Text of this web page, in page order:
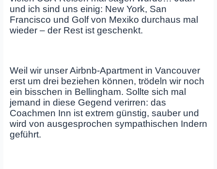
und ich sind uns einig: New York, San
Francisco und Golf von Mexiko durchaus mal
wieder – der Rest ist geschenkt.
Weil wir unser Airbnb-Apartment in Vancouver
erst um drei beziehen können, trödeln wir noch
ein bisschen in Bellingham. Sollte sich mal
jemand in diese Gegend verirren: das
Coachmen Inn ist extrem günstig, sauber und
wird von ausgesprochen sympathischen Indern
geführt.